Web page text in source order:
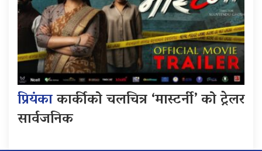
प्रियंकाकार्कीको चलचित्र ‘मास्टर्नी’ को ट्रेलर
सार्वजनिक